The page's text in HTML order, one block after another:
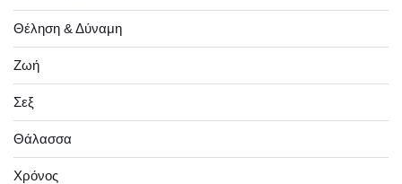
Θέληση & Δύναμη
Ζωή
Σεξ
Θάλασσα
Χρόνος